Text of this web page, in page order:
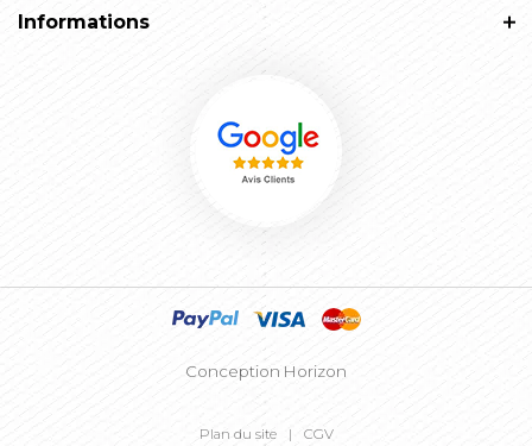
Informations
Conception Horizon
Plan du site CGV